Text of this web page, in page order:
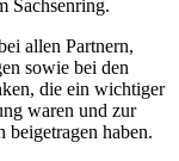
Sachsenring.
allen Partnern,
sowie bei den
die ein wichtiger
waren und zur
haben.